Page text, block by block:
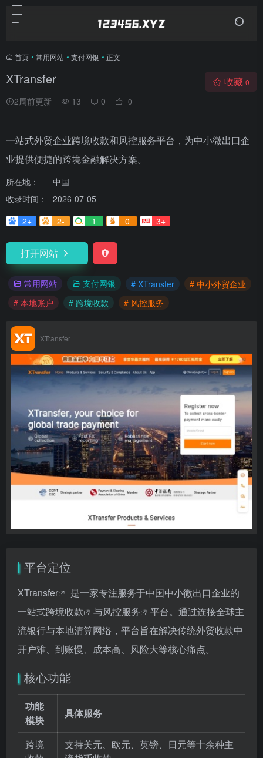
首页 • 常用网站 • 支付网银 • 正文
XTransfer
2周前更新 13 0 0
收藏 0
一站式外贸企业跨境收款和风控服务平台，为中小微出口企
业提供便捷的跨境金融解决方案。
所在地：
中国
收录时间：
2026-07-05
2+
2- 1 0 3+
打开网站
常用网站 支付网银 # XTransfer
# 中小外贸企业
# 本地账户
# 跨境收款 # 风控服务
XTransfer
平台定位
XTransfer
是一家专注服务于中国中小微出口企业的
一站式跨境收款 与风控服务
平台。通过连接全球主
流银行与本地清算网络，平台旨在解决传统外贸收款中
开户难、到账慢、成本高、风险大等核心痛点。
核心功能
功能
模块
具体服务
跨境
支持美元、欧元、英镑、日元等十余种主